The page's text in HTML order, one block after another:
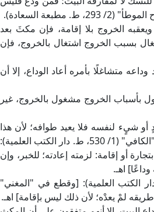
السعادة).
الخروج بلا إقامة، فإن مكثَ بعد
بسبب الخروج اشتغال بالخروج، فإن
[فإن أقام بعد وداعه متشاغلًا بأمره أعاد الوداع، إلا أن
412، ط. دار الفكر): [المشغول بأسباب الخروج مشغول بالخروج، غير
شيٍء لنفسه فلا يعيد طوافه؛ لأن هذا
ليس بإقامة، بل لا يخرج عن كونه وداعًا؛ قال الإمام ابن قُدامة الحنبلي في "الكافي" (1/ 530، ط. دار الكتب العلمية):
أو إقامة: لزمته إعادته؛ للخبر، وإن
اهـ.
الدين بن مفلح الحنبلي في "المبدع" (3/ 233، ط. دار الكتب العلمية): [وقطع في "المغني"
لمْ يعدْه؛ لأن ذلك ليس بإقامة] اهـ.